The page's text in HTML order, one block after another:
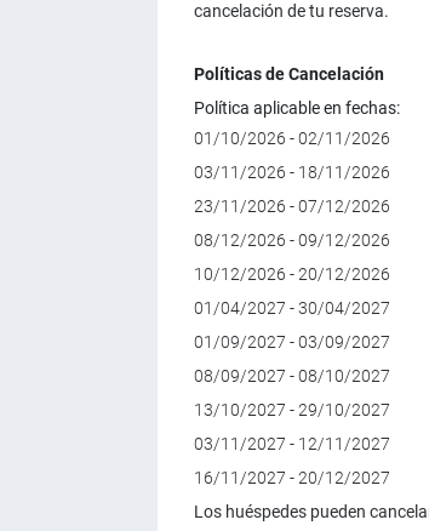
cancelación de tu reserva.
Políticas de Cancelación
Política aplicable en fechas:
01/10/2026 - 02/11/2026
03/11/2026 - 18/11/2026
23/11/2026 - 07/12/2026
08/12/2026 - 09/12/2026
10/12/2026 - 20/12/2026
01/04/2027 - 30/04/2027
01/09/2027 - 03/09/2027
08/09/2027 - 08/10/2027
13/10/2027 - 29/10/2027
03/11/2027 - 12/11/2027
16/11/2027 - 20/12/2027
Los huéspedes pueden